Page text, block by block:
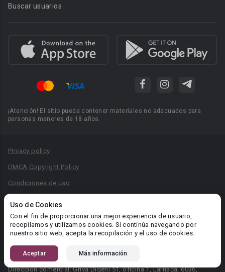
Uso de Cookies
Con el fin de proporcionar una mejor experiencia de usuario,
recopilamos y utilizamos cookies. Si continúa navegando por
nuestro sitio web, acepta la recopilación y el uso de cookies.
Aceptar Más información
Buscar usuarios
¡Atención! El sitio puede contener materiales no adecuados para
personas menores de 18 años.
Privacy policy
DMCA Copyright Policy
Condiciones de uso
Reglas para la publicación de libros
Área RR.PP.: pr@booknet.com
© 2026 Booknet. Todos los derechos reservados.
Dirección comercial: Griva Digeni 51, oficina 1, Larnaca, 6036,